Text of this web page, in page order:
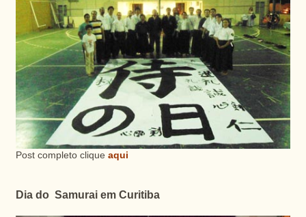
Post completo clique aqui
Dia do Samurai em Curitiba